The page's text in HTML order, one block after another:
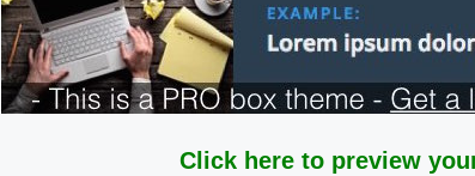
Click here to preview